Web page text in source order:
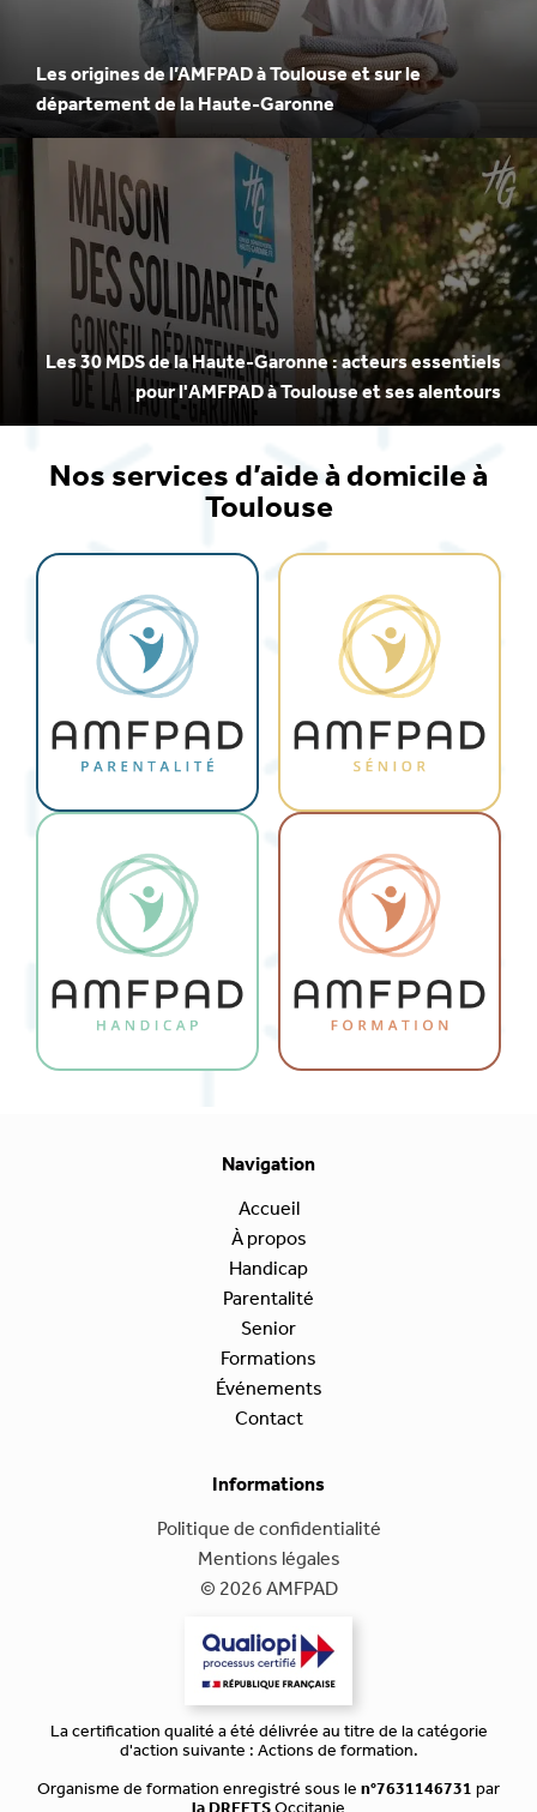
Les origines de l’AMFPAD à Toulouse et sur le
département de la Haute-Garonne
Les 30 MDS de la Haute-Garonne : acteurs essentiels
pour l'AMFPAD à Toulouse et ses alentours
Nos services d’aide à domicile à
Toulouse
Navigation
Accueil
À propos
Handicap
Parentalité
Senior
Formations
Événements
Contact
Informations
Politique de confidentialité
Mentions légales
© 2026 AMFPAD
La certification qualité a été délivrée au titre de la catégorie
d'action suivante : Actions de formation.
Organisme de formation enregistré sous len°7631146731par